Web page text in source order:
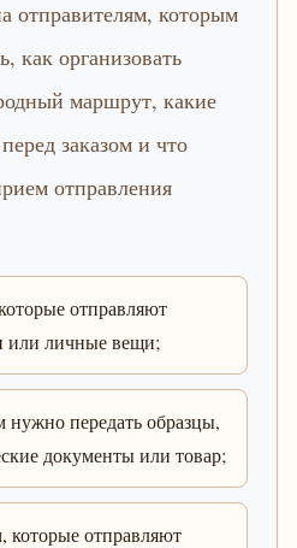
отправителям, которым
как организовать
маршрут, какие
заказом и что
отправления
отправляют
или личные вещи;
передать образцы,
документы или товар;
которые отправляют